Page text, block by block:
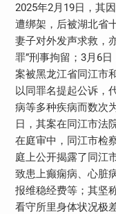
2025年2月19日，其
遭绑架，后被湖北省
妻子对外发声求救，
罪”刑事拘留；3月6
案被黑龙江省同江市
以同罪名提起公诉，
病等多种疾病而数次
日，其案在同江市法
在庭审中，同江市检
庭上公开揭露了同江
致患上癫痫病、心脏
报维稳经费等；其坚
看守所里身体状况极